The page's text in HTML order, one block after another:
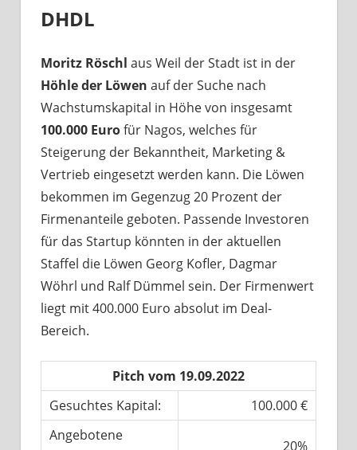
DHDL
Moritz Röschl aus Weil der Stadt ist in der
Höhle der Löwen auf der Suche nach
Wachstumskapital in Höhe von insgesamt
100.000 Eurofür Nagos, welches für
Steigerung der Bekanntheit, Marketing &
Vertrieb eingesetzt werden kann. Die Löwen
bekommen im Gegenzug 20 Prozent der
Firmenanteile geboten. Passende Investoren
für das Startup könnten in der aktuellen
Staffel die Löwen Georg Kofler, Dagmar
Wöhrl und Ralf Dümmel sein. Der Firmenwert
liegt mit 400.000 Euro absolut im Deal-
Bereich.
Pitch vom 19.09.2022
Gesuchtes Kapital:
100.000 €
Angebotene
20%